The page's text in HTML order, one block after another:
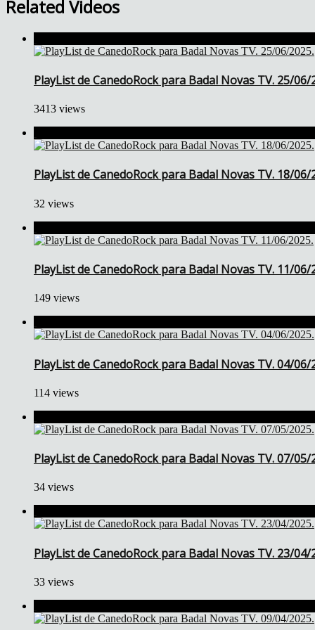
Related Videos
PlayList de CanedoRock para Badal Novas TV. 25/06/
3413 views
PlayList de CanedoRock para Badal Novas TV. 18/06/
32 views
PlayList de CanedoRock para Badal Novas TV. 11/06/
149 views
PlayList de CanedoRock para Badal Novas TV. 04/06/
114 views
PlayList de CanedoRock para Badal Novas TV. 07/05/
34 views
PlayList de CanedoRock para Badal Novas TV. 23/04/
33 views